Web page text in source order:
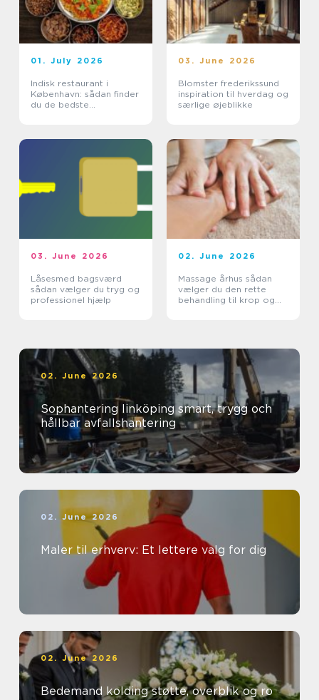
01. July 2026
Indisk restaurant i
København: sådan finder
du de bedste
03. June 2026
Blomster frederikssund
inspiration til hverdag og
særlige øjeblikke
03. June 2026
Låsesmed bagsværd
sådan vælger du tryg og
professionel hjælp
02. June 2026
Massage århus sådan
vælger du den rette
behandling til krop og
02. June 2026
Sophantering linköping smart, trygg och
hållbar avfallshantering
02. June 2026
Maler til erhverv: Et lettere valg for dig
02. June 2026
Bedemand kolding støtte, overblik og ro